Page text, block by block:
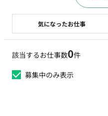
該当するお仕事数0件
募集中のみ表示
気になったお仕事